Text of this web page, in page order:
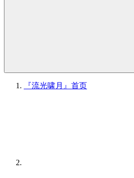
『流光啸月』 首页